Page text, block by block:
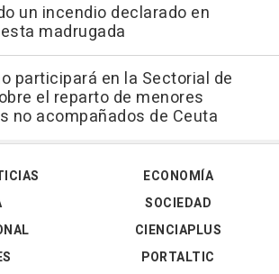
un incendio declarado en
madrugada
participará en la Sectorial de
el reparto de menores
no acompañados de Ceuta
ECONOMÍA
SOCIEDAD
CIENCIAPLUS
PORTALTIC